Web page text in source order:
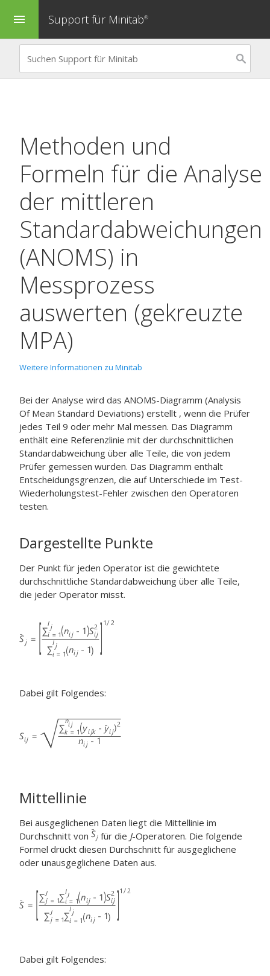
menu Support für Minitab®
Methoden und
Formeln für die Analyse
der mittleren
Standardabweichungen
(ANOMS) in
Messprozess
auswerten (gekreuzte
MPA)
Weitere Informationen zu Minitab
Bei der Analyse wird das ANOMS-Diagramm (Analysis
Of Mean Standard Deviations) erstellt , wenn die Prüfer
jedes Teil 9 oder mehr Mal messen. Das Diagramm
enthält eine Referenzlinie mit der durchschnittlichen
Standardabweichung über alle Teile, die von jedem
Prüfer gemessen wurden. Das Diagramm enthält
Entscheidungsgrenzen, die auf Unterschiede im Test-
Wiederholungstest-Fehler zwischen den Operatoren
testen.
Dargestellte Punkte
Der Punkt für jeden Operator ist die gewichtete
durchschnittliche Standardabweichung über alle Teile,
die jeder Operator misst.
Dabei gilt Folgendes:
Mittellinie
Bei ausgeglichenen Daten liegt die Mittellinie im
Durchschnitt von
für die J-Operatoren. Die folgende
Formel drückt diesen Durchschnitt für ausgeglichene
oder unausgeglichene Daten aus.
Dabei gilt Folgendes: